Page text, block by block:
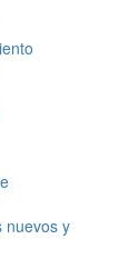
nuevos y